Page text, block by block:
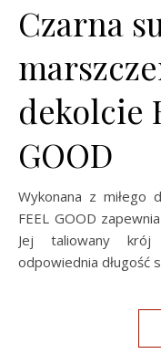
Czarna
dekolcie
GOOD
Wykonana z miłego
FEEL GOOD
Jej taliowany krój
odpowiednia długość